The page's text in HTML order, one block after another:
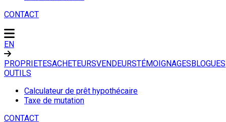
CONTACT
EN
PROPRIETESACHETEURSVENDEURSTÉMOIGNAGESBLOGUES
OUTILS
Calculateur de prêt hypothécaire
Taxe de mutation
CONTACT